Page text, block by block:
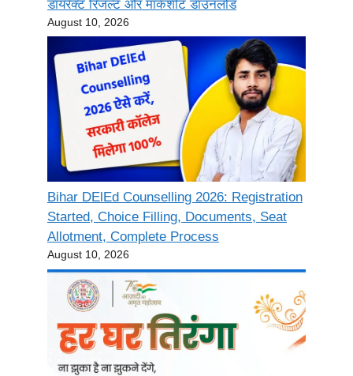
डायरेक्ट रिजल्ट और मार्कशीट डाउनलोड
August 10, 2026
Bihar DElEd Counselling 2026: Registration
Started, Choice Filling, Documents, Seat
Allotment, Complete Process
August 10, 2026